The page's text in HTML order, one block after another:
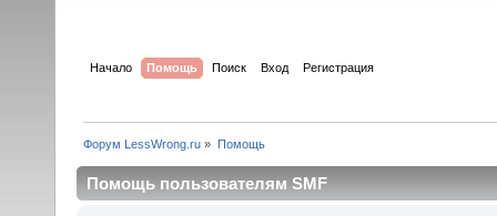
Начало Помощь Поиск Вход Регистрация
Форум LessWrong.ru » Помощь
Помощь пользователям SMF